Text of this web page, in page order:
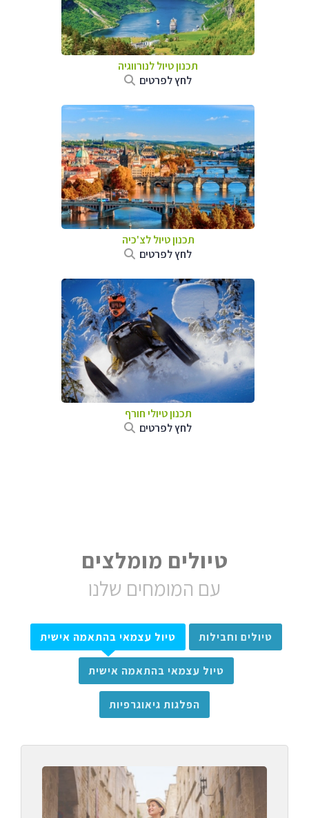
תכנון טיול לנורווגיה
לחץ לפרטים
תכנון טיול לצ'כיה
לחץ לפרטים
תכנון טיולי חורף
לחץ לפרטים
טיולים מומלצים
עם המומחים שלנו
טיולים וחבילות טיול עצמאי בהתאמה אישית
טיול עצמאי בהתאמה אישית
הפלגות גיאוגרפיות